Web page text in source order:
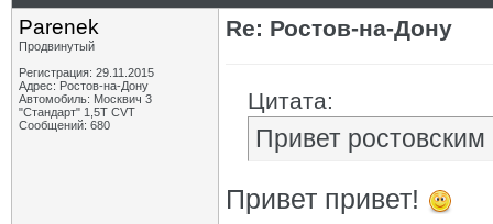
Parenek
Продвинутый
Регистрация: 29.11.2015
Адрес: Ростов-на-Дону
Автомобиль: Москвич 3
"Стандарт" 1,5Т CVT
Сообщений: 680
Re: Ростов-на-Дону
Цитата:
Привет
Привет привет!